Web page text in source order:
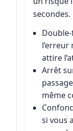
secondes.
Double-
l’erreur
attire
Arrêt
même
si vous